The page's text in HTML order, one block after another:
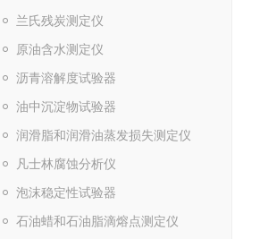
兰氏残炭测定仪
原油含水测定仪
沥青溶解度试验器
油中沉淀物试验器
润滑脂和润滑油蒸发损失测定仪
凡士林腐蚀分析仪
泡沫稳定性试验器
石油蜡和石油脂滴熔点测定仪